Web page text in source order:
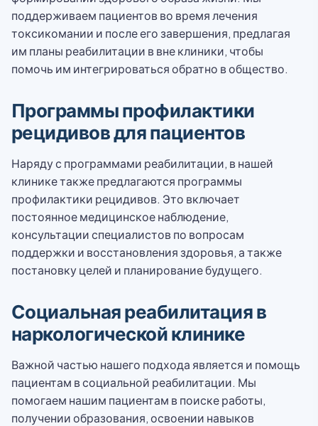
поддерживаем пациентов во время лечения
токсикомании и после его завершения, предлагая
им планы реабилитации в вне клиники, чтобы
помочь им интегрироваться обратно в общество.
Программы профилактики
рецидивов для пациентов
Наряду с программами реабилитации, в нашей
клинике также предлагаются программы
профилактики рецидивов. Это включает
постоянное медицинское наблюдение,
консультации специалистов по вопросам
поддержки и восстановления здоровья, а также
постановку целей и планирование будущего.
Социальная реабилитация в
наркологической клинике
Важной частью нашего подхода является и помощь
пациентам в социальной реабилитации. Мы
помогаем нашим пациентам в поиске работы,
получении образования, освоении навыков